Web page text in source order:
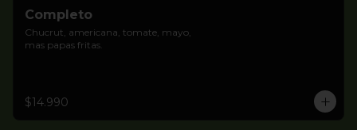
Completo
Chucrut, americana, tomate, mayo,
mas papas fritas.
$14.990